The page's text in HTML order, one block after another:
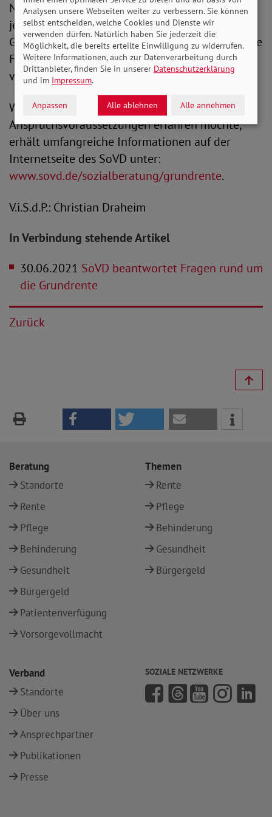
Nachbesserungsbedarf: „Die Freibeträge gelten
jedoch nur, wenn mindestens 33
Grundrentenjahre vorliegen. Wir fordern, dass die
Freibeträge für alle gelten müssen, unabhängig
vom Grundrentenanspruch.“
Wer mehr über die Grundrente und die
Anspruchsvoraussetzungen erfahren möchte,
erhält umfangreiche Informationen auf der
Internetseite des SoVD unter:
www.sovd.de/sozialberatung/grundrente.
V.i.S.d.P.: Christian Draheim
In Verbindung stehende Artikel
30.06.2021 SoVD beantwortet Fragen rund um
die Grundrente
Zurück
Beratung
Standorte
Rente
Pflege
Behinderung
Gesundheit
Bürgergeld
Patientenverfügung
Vorsorgevollmacht
Themen
Rente
Pflege
Behinderung
Gesundheit
Bürgergeld
Verband
Standorte
Über uns
Ansprechpartner
Publikationen
Presse
SOZIALE NETZWERKE
Analysen unsere Webseiten weiter zu verbessern. Sie können
selbst entscheiden, welche Cookies und Dienste wir
verwenden dürfen. Natürlich haben Sie jederzeit die
Möglichkeit, die bereits erteilte Einwilligung zu widerrufen.
Weitere Informationen, auch zur Datenverarbeitung durch
Drittanbieter, finden Sie in unserer Datenschutzerklärung
und im Impressum.
Anpassen Alle ablehnen Alle annehmen